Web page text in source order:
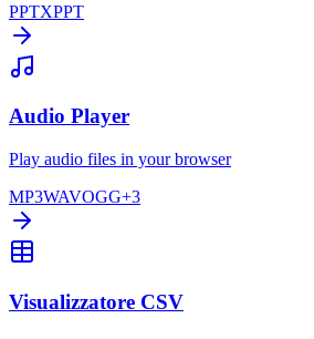
PPTXPPT
Audio Player
Play audio files in your browser
MP3WAVOGG+3
Visualizzatore CSV